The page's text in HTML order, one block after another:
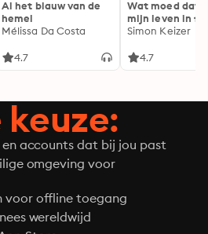
Al het blauw van de
hemel
Mélissa Da Costa
4.7
Wat moed dat
mijn leven in
Simon Keizer
4.7
accounts dat bij jou past
omgeving voor
voor offline toegang
wereldwijd